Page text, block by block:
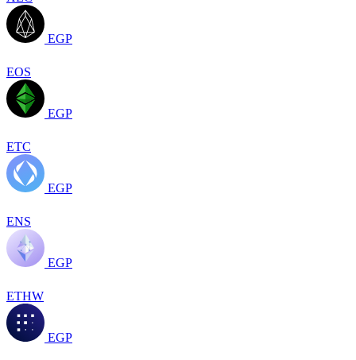
EGP
EOS
EGP
ETC
EGP
ENS
EGP
ETHW
EGP